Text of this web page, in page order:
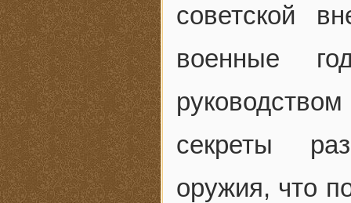
советской
военные
секреты
оружия, что